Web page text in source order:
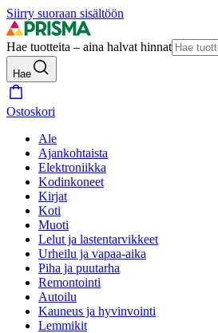
Siirry suoraan sisältöön
Hae tuotteita – aina halvat hinnat
Hae
Ostoskori
Ale
Ajankohtaista
Elektroniikka
Kodinkoneet
Kirjat
Koti
Muoti
Lelut ja lastentarvikkeet
Urheilu ja vapaa-aika
Piha ja puutarha
Remontointi
Autoilu
Kauneus ja hyvinvointi
Lemmikit